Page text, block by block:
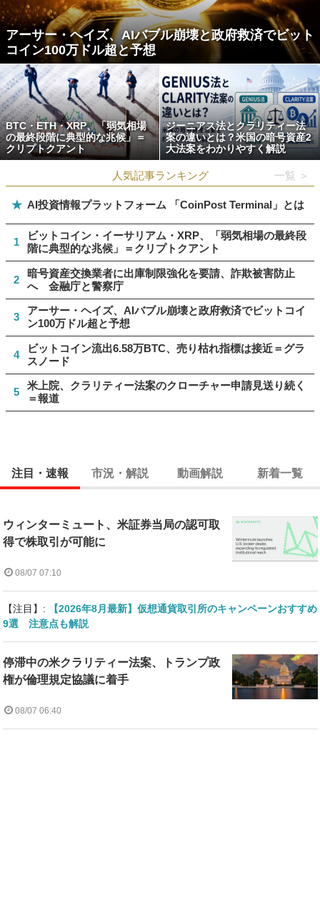
アーサー・ヘイズ、AIバブル崩壊と政府救済でビット
コイン100万ドル超と予想
BTC・ETH・XRP、「弱気相場
の最終段階に典型的な兆候」＝
クリプトクアント
ジーニアス法とクラリティー法
案の違いとは？米国の暗号資産2
大法案をわかりやすく解説
人気記事ランキング 一覧 ＞
★ AI投資情報プラットフォーム 「CoinPost Terminal」とは
1
ビットコイン・イーサリアム・XRP、「弱気相場の最終段
階に典型的な兆候」＝クリプトクアント
2
暗号資産交換業者に出庫制限強化を要請、詐欺被害防止
へ 金融庁と警察庁
3
アーサー・ヘイズ、AIバブル崩壊と政府救済でビットコイ
ン100万ドル超と予想
4
ビットコイン流出6.58万BTC、売り枯れ指標は接近＝グラ
スノード
5
米上院、クラリティー法案のクローチャー申請見送り続く
＝報道
注目・速報 市況・解説 動画解説 新着一覧
ウィンターミュート、米証券当局の認可取
得で株取引が可能に
08/07 07:10
【注目】:
【2026年8月最新】仮想通貨取引所のキャンペーンおすすめ
9選 注意点も解説
停滞中の米クラリティー法案、トランプ政
権が倫理規定協議に着手
08/07 06:40